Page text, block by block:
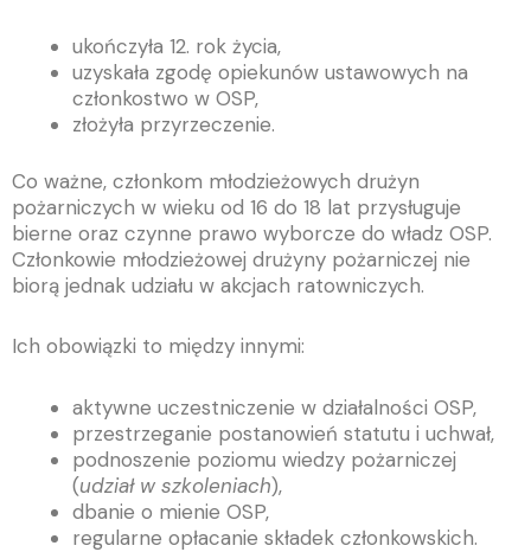
ukończyła 12. rok życia,
uzyskała zgodę opiekunów ustawowych na
członkostwo w OSP,
złożyła przyrzeczenie.
Co ważne, członkom młodzieżowych drużyn
pożarniczych w wieku od 16 do 18 lat przysługuje
bierne oraz czynne prawo wyborcze do władz OSP.
Członkowie młodzieżowej drużyny pożarniczej nie
biorą jednak udziału w akcjach ratowniczych.
Ich obowiązki to między innymi:
aktywne uczestniczenie w działalności OSP,
przestrzeganie postanowień statutu i uchwał,
podnoszenie poziomu wiedzy pożarniczej
(udział w szkoleniach),
dbanie o mienie OSP,
regularne opłacanie składek członkowskich.